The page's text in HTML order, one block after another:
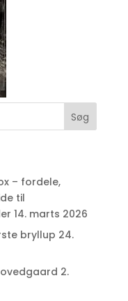
– fordele,
til
14. marts 2026
bryllup 24.
2.